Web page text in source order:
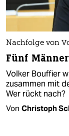
Nachfolge von
Fünf
Volker Bouffier
zusammen mit
Wer rückt nach?
Von Christoph